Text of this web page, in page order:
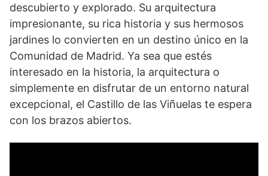
descubierto y explorado. Su arquitectura
impresionante, su rica historia y sus hermosos
jardines lo convierten en ⁤un⁢ destino único ‍en la
⁤Comunidad de Madrid.‍ Ya sea que estés
⁢interesado en la historia, la arquitectura o
simplemente en ⁣disfrutar de un ​entorno natural
excepcional, el Castillo de las Viñuelas te espera
con ‍los brazos abiertos.